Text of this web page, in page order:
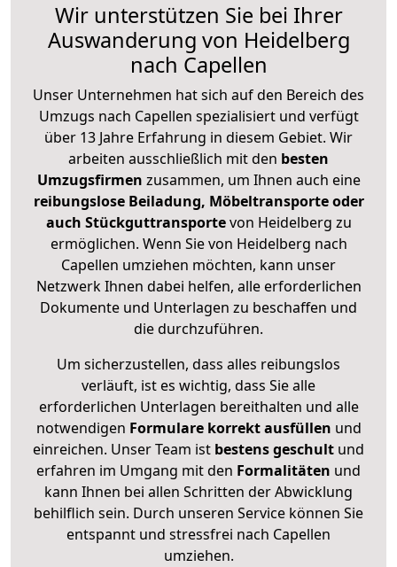
Wir unterstützen Sie bei Ihrer
Auswanderung von Heidelberg
nach Capellen
Unser Unternehmen hat sich auf den Bereich des
Umzugs nach Capellen spezialisiert und verfügt
über 13 Jahre Erfahrung in diesem Gebiet. Wir
arbeiten ausschließlich mit den besten
Umzugsfirmen zusammen, um Ihnen auch eine
reibungslose Beiladung, Möbeltransporte oder
auch Stückguttransportevon Heidelberg zu
ermöglichen. Wenn Sie von Heidelberg nach
Capellen umziehen möchten, kann unser
Netzwerk Ihnen dabei helfen, alle erforderlichen
Dokumente und Unterlagen zu beschaffen und
die durchzuführen.
Um sicherzustellen, dass alles reibungslos
verläuft, ist es wichtig, dass Sie alle
erforderlichen Unterlagen bereithalten und alle
notwendigen Formulare korrekt ausfüllen und
einreichen. Unser Team ist bestens geschult und
erfahren im Umgang mit den Formalitäten und
kann Ihnen bei allen Schritten der Abwicklung
behilflich sein. Durch unseren Service können Sie
entspannt und stressfrei nach Capellen
umziehen.